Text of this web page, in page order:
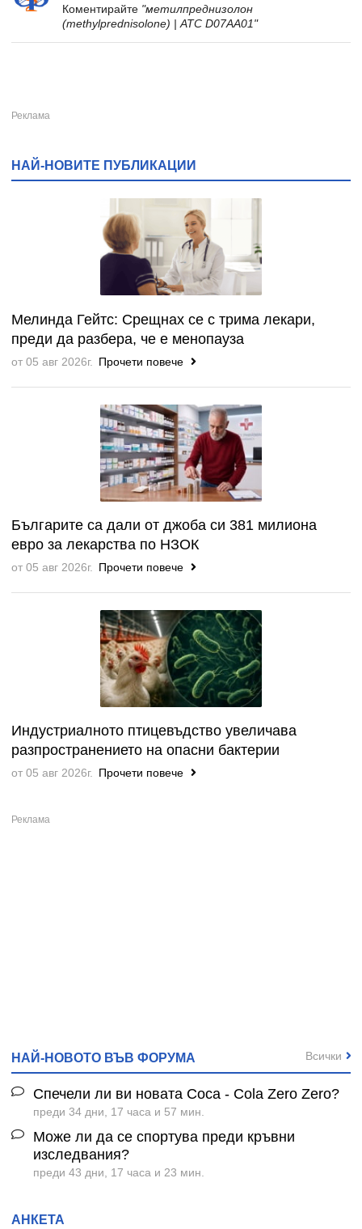
Коментирайте "метилпреднизолон
(methylprednisolone) | ATC D07AA01"
НАЙ-НОВИТЕ ПУБЛИКАЦИИ
Мелинда Гейтс: Срещнах се с трима лекари,
преди да разбера, че е менопауза
от 05 авг 2026г. Прочети повече
Българите са дали от джоба си 381 милиона
евро за лекарства по НЗОК
от 05 авг 2026г. Прочети повече
Индустриалното птицевъдство увеличава
разпространението на опасни бактерии
от 05 авг 2026г. Прочети повече
НАЙ-НОВОТО ВЪВ ФОРУМА
Спечели ли ви новата Coca - Cola Zero Zero?
преди 34 дни, 17 часа и 57 мин.
Може ли да се спортува преди кръвни
изследвания?
преди 43 дни, 17 часа и 23 мин.
Всички
АНКЕТА